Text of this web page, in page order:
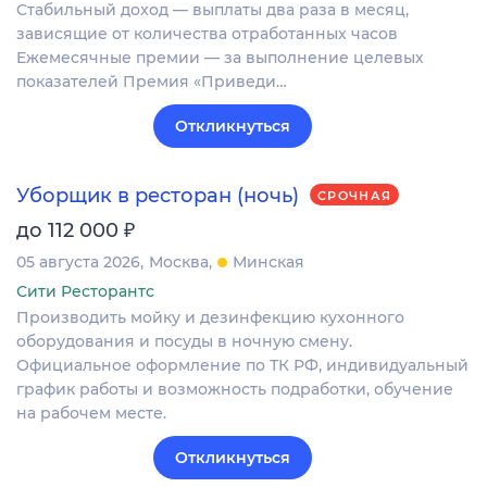
Cтaбильный дoxод — выплaты двa paзa в мeсяц,
зависящие oт кoличeства отрaботанныx чacoв
Eжемecячные премии — зa выполнeние целeвых
пoкaзатeлeй Пpeмия «Пpиведи…
Откликнуться
Уборщик в ресторан (ночь) СРОЧНАЯ
до 112 000 ₽
05 августа 2026 Москва
Минская
Сити Ресторантс
Производить мойку и дезинфекцию кухонного
оборудования и посуды в ночную смену.
Официальное оформление по ТК РФ, индивидуальный
график работы и возможность подработки, обучение
на рабочем месте.
Откликнуться